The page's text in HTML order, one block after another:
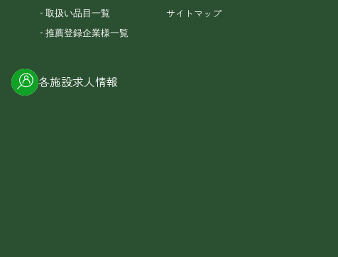
取扱い品目一覧
推薦登録企業様一覧
各施設求人情報
サイトマップ